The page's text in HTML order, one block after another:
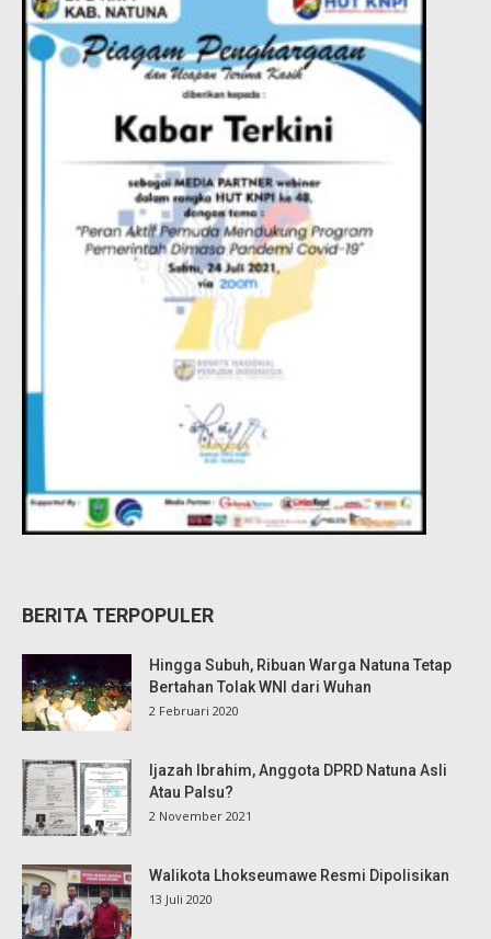
BERITA TERPOPULER
Hingga Subuh, Ribuan Warga Natuna Tetap
Bertahan Tolak WNI dari Wuhan
2 Februari 2020
Ijazah Ibrahim, Anggota DPRD Natuna Asli
Atau Palsu?
2 November 2021
Walikota Lhokseumawe Resmi Dipolisikan
13 Juli 2020